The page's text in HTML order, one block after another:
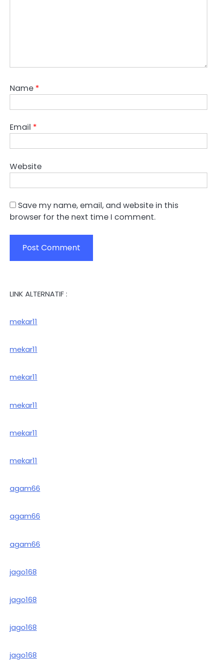
Name *
Email *
Website
Save my name, email, and website in this
browser for the next time I comment.
LINK ALTERNATIF :
mekar11
mekar11
mekar11
mekar11
mekar11
mekar11
agam66
agam66
agam66
jago168
jago168
jago168
jago168